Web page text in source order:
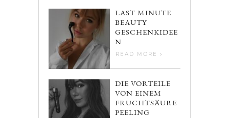
LAST MINUTE
BEAUTY
GESCHENKIDEE
N
READ MORE
DIE VORTEILE
VON EINEM
FRUCHTSÄURE
PEELING